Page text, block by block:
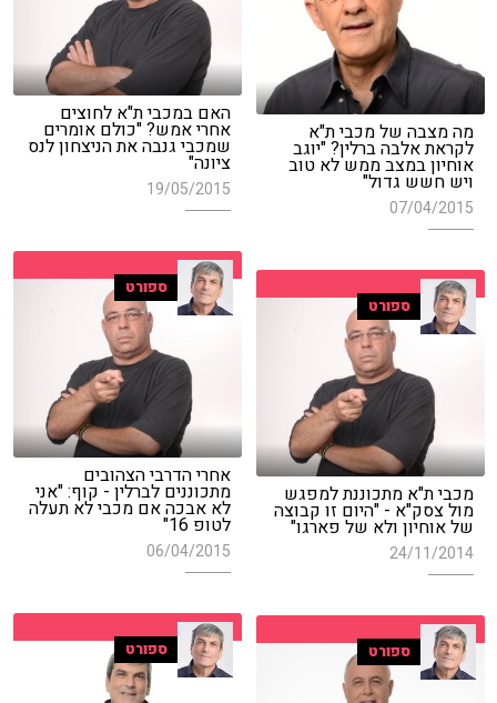
האם במכבי ת"א לחוצים
אחרי אמש? "כולם אומרים
שמכבי גנבה את הניצחון לנס
ציונה"
19/05/2015
מה מצבה של מכבי ת"א
לקראת אלבה ברלין? "יוגב
אוחיון במצב ממש לא טוב
ויש חשש גדול"
07/04/2015
ספורט
אחרי הדרבי הצהובים
מתכוננים לברלין - קוף: "אני
לא אבכה אם מכבי לא תעלה
לטופ 16"
06/04/2015
ספורט
מכבי ת"א מתכוננת למפגש
מול צסק"א - "היום זו קבוצה
של אוחיון ולא של פארגו"
24/11/2014
ספורט ספורט